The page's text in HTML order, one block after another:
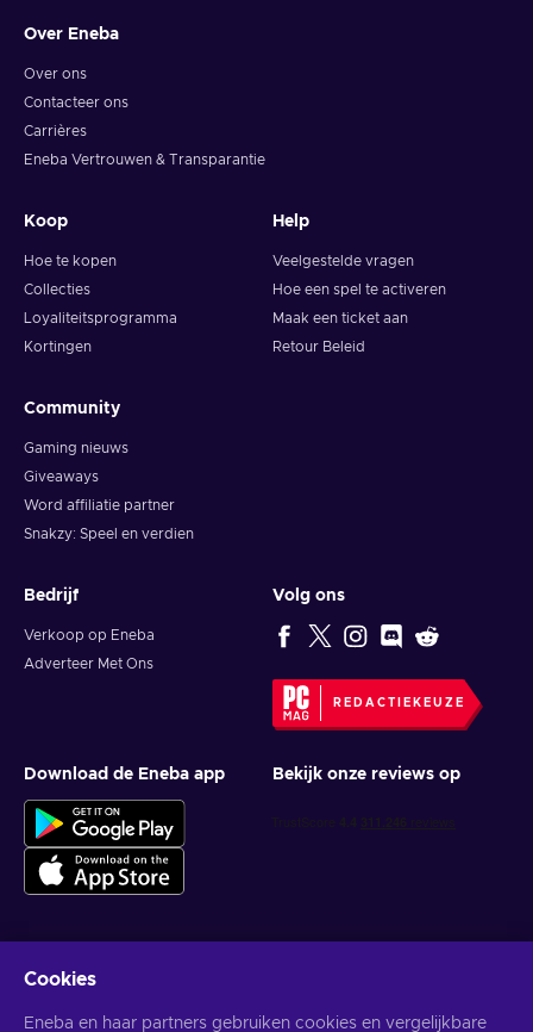
Over Eneba
Over ons
Contacteer ons
Carrières
Eneba Vertrouwen & Transparantie
Koop
Hoe te kopen
Collecties
Loyaliteitsprogramma
Kortingen
Help
Veelgestelde vragen
Hoe een spel te activeren
Maak een ticket aan
Retour Beleid
Community
Gaming nieuws
Giveaways
Word affiliatie partner
Snakzy: Speel en verdien
Bedrijf
Verkoop op Eneba
Adverteer Met Ons
Volg ons
REDACTIEKEUZE
Download de Eneba app Bekijk onze reviews op
Krijg gepersonaliseerde gameaanbiedingen
Cookies
Eneba en haar partners gebruiken cookies en vergelijkbare